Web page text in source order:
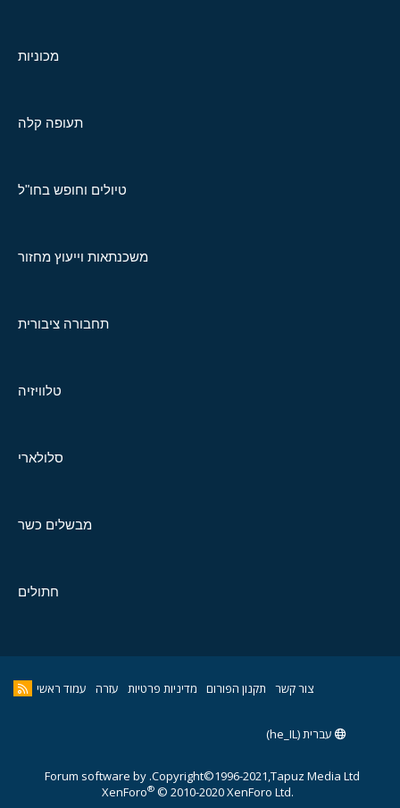
מכוניות
תעופה קלה
טיולים וחופש בחו"ל
משכנתאות וייעוץ מחזור
תחבורה ציבורית
טלוויזיה
סלולארי
מבשלים כשר
חתולים
צור קשר תקנון הפורום מדיניות פרטיות עזרה עמוד ראשי
עברית (he_IL)
Copyright©1996-2021,Tapuz Media Ltd.
Forum software by
XenForo® © 2010-2020 XenForo Ltd.